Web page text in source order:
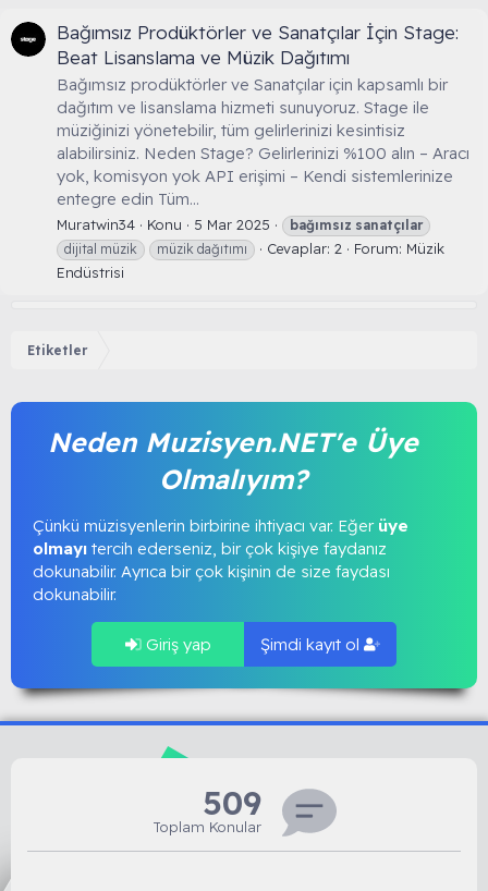
Bağımsız Prodüktörler ve Sanatçılar İçin Stage:
Beat Lisanslama ve Müzik Dağıtımı
Bağımsız prodüktörler ve Sanatçılar için kapsamlı bir
dağıtım ve lisanslama hizmeti sunuyoruz. Stage ile
müziğinizi yönetebilir, tüm gelirlerinizi kesintisiz
alabilirsiniz. Neden Stage? Gelirlerinizi %100 alın – Aracı
yok, komisyon yok API erişimi – Kendi sistemlerinize
entegre edin Tüm...
Muratwin34 Konu 5 Mar 2025 bağımsız sanatçılar
dijital müzik
müzik dağıtımı Cevaplar: 2 Forum: Müzik
Endüstrisi
Etiketler
Neden Muzisyen.NET'e Üye
Olmalıyım?
Çünkü müzisyenlerin birbirine ihtiyacı var. Eğer üye
olmayı tercih ederseniz, bir çok kişiye faydanız
dokunabilir. Ayrıca bir çok kişinin de size faydası
dokunabilir.
Giriş yap Şimdi kayıt ol
509
Toplam Konular